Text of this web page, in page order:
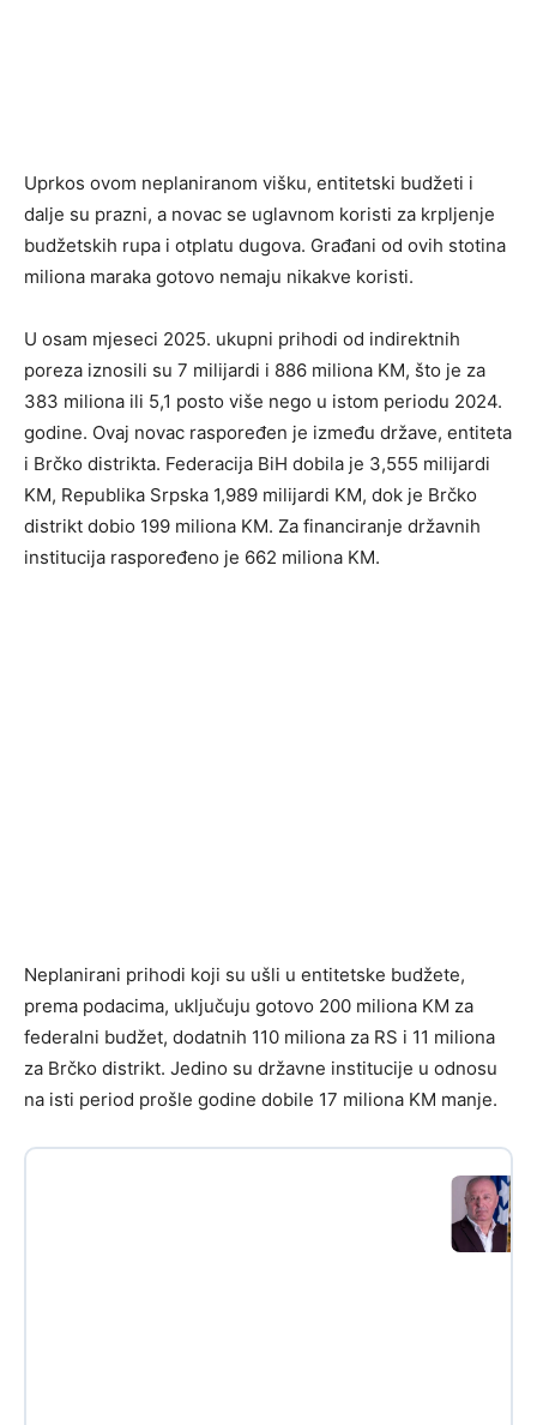
Uprkos ovom neplaniranom višku, entitetski budžeti i
dalje su prazni, a novac se uglavnom koristi za krpljenje
budžetskih rupa i otplatu dugova. Građani od ovih stotina
miliona maraka gotovo nemaju nikakve koristi.
U osam mjeseci 2025. ukupni prihodi od indirektnih
poreza iznosili su 7 milijardi i 886 miliona KM, što je za
383 miliona ili 5,1 posto više nego u istom periodu 2024.
godine. Ovaj novac raspoređen je između države, entiteta
i Brčko distrikta. Federacija BiH dobila je 3,555 milijardi
KM, Republika Srpska 1,989 milijardi KM, dok je Brčko
distrikt dobio 199 miliona KM. Za financiranje državnih
institucija raspoređeno je 662 miliona KM.
Neplanirani prihodi koji su ušli u entitetske budžete,
prema podacima, uključuju gotovo 200 miliona KM za
federalni budžet, dodatnih 110 miliona za RS i 11 miliona
za Brčko distrikt. Jedino su državne institucije u odnosu
na isti period prošle godine dobile 17 miliona KM manje.